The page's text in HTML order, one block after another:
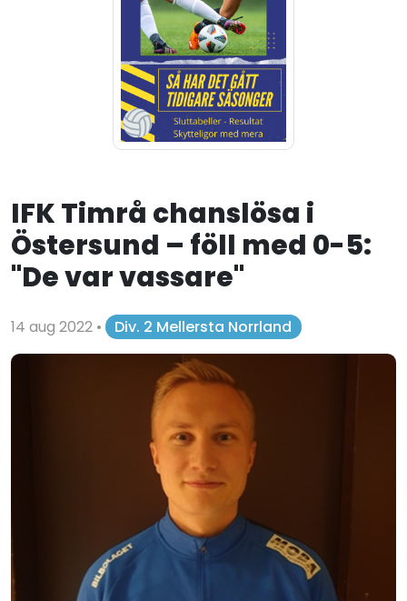
IFK Timrå chanslösa i
Östersund – föll med 0-5:
"De var vassare"
14 aug 2022 • Div. 2 Mellersta Norrland